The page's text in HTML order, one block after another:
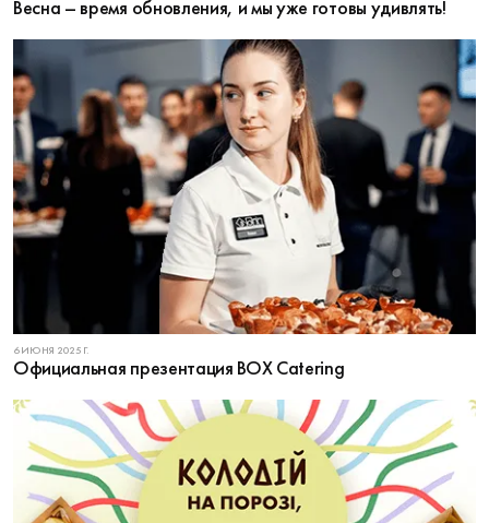
Весна – время обновления, и мы уже готовы удивлять!
6 ИЮНЯ 2025 Г.
Официальная презентация BOX Catering